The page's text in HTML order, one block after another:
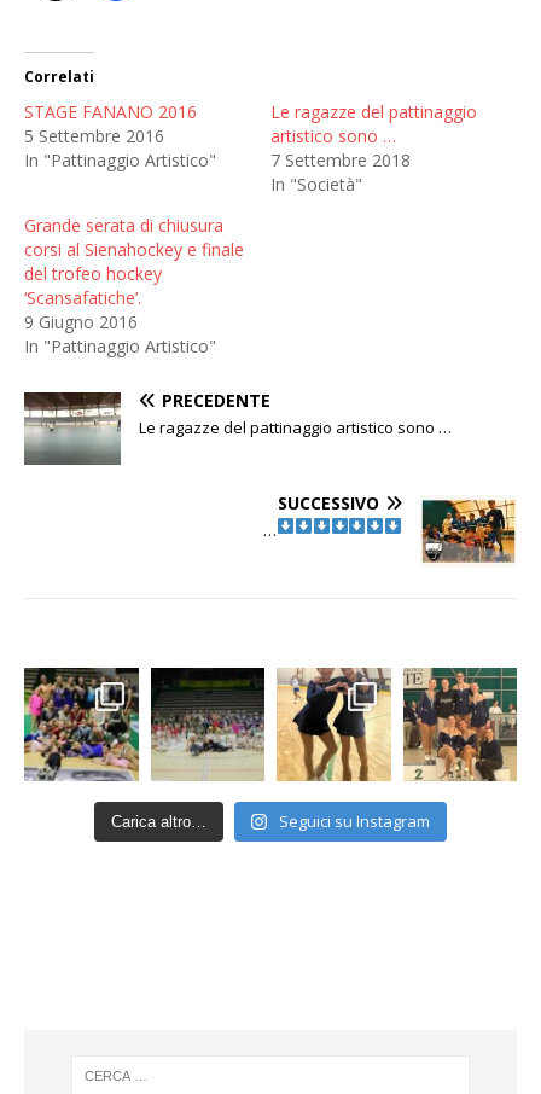
Correlati
STAGE FANANO 2016
5 Settembre 2016
In "Pattinaggio Artistico"
Le ragazze del pattinaggio
artistico sono …
7 Settembre 2018
In "Società"
Grande serata di chiusura
corsi al Sienahockey e finale
del trofeo hockey
‘Scansafatiche’.
9 Giugno 2016
In "Pattinaggio Artistico"
PRECEDENTE
Le ragazze del pattinaggio artistico sono …
SUCCESSIVO
…
Carica altro… Seguici su Instagram